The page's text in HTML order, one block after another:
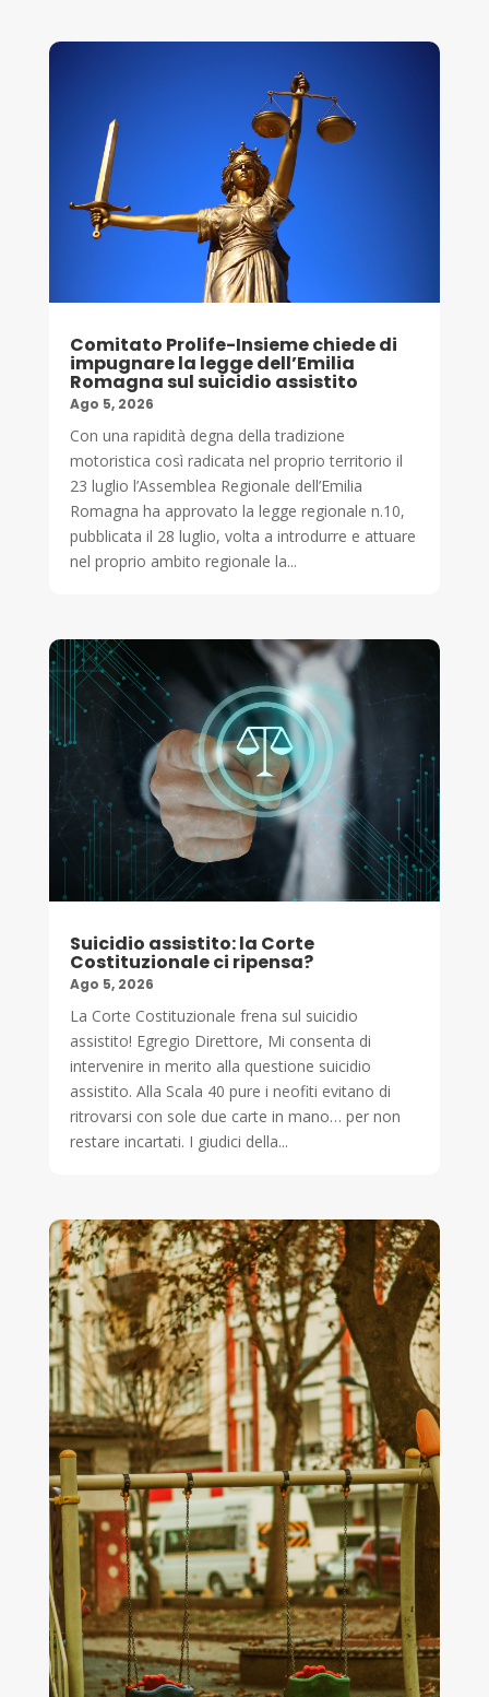
Comitato Prolife-Insieme chiede di
impugnare la legge dell’Emilia
Romagna sul suicidio assistito
Ago 5, 2026
Con una rapidità degna della tradizione
motoristica così radicata nel proprio territorio il
23 luglio l’Assemblea Regionale dell’Emilia
Romagna ha approvato la legge regionale n.10,
pubblicata il 28 luglio, volta a introdurre e attuare
nel proprio ambito regionale la...
Suicidio assistito: la Corte
Costituzionale ci ripensa?
Ago 5, 2026
La Corte Costituzionale frena sul suicidio
assistito! Egregio Direttore, Mi consenta di
intervenire in merito alla questione suicidio
assistito. Alla Scala 40 pure i neofiti evitano di
ritrovarsi con sole due carte in mano… per non
restare incartati. I giudici della...